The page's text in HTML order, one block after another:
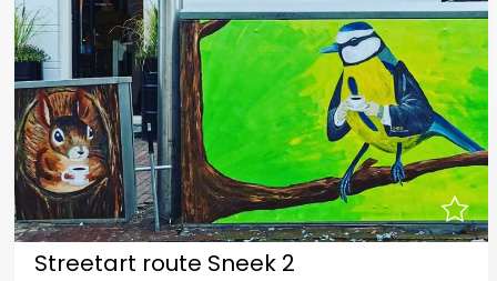
Streetart route Sneek 2